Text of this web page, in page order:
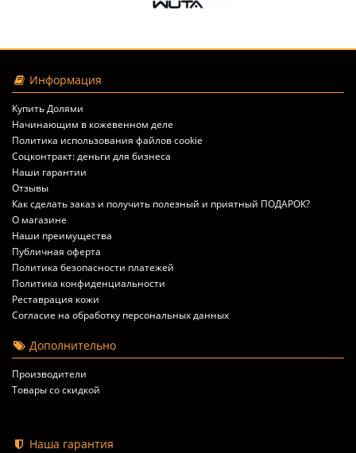
Информация
Купить Долями
Начинающим в кожевенном деле
Политика использования файлов cookie
Соцконтракт: деньги для бизнеса
Наши гарантии
Отзывы
Как сделать заказ и получить полезный и приятный ПОДАРОК?
О магазине
Наши преимущества
Публичная оферта
Политика безопасности платежей
Политика конфиденциальности
Реставрация кожи
Согласие на обработку персональных данных
Дополнительно
Производители
Товары со скидкой
Наша гарантия